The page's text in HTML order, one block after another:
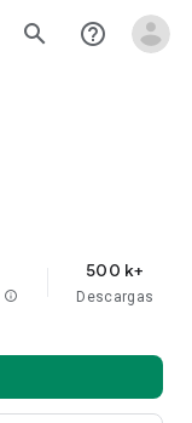
search help_outline
info
500 k+
Descargas